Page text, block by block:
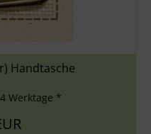
Handtasche
Werktage *